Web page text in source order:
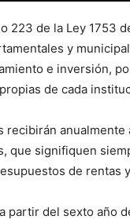
223 de la Ley 1753
y
e inversión,
de cada
recibirán
que signifiquen
de rentas
partir del sexto año